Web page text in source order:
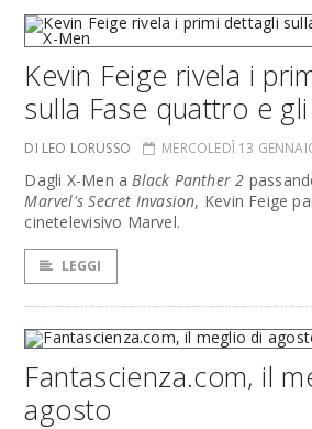
Kevin Feige rivela i
sulla Fase quattro e
DI LEO LORUSSO MERCOLEDÌ 13
Dagli X-Men aBlack Panther 2
Marvel's Secret Invasion, Kevin Feige
cinetelevisivo Marvel.
LEGGI
Fantascienza.com, il
agosto